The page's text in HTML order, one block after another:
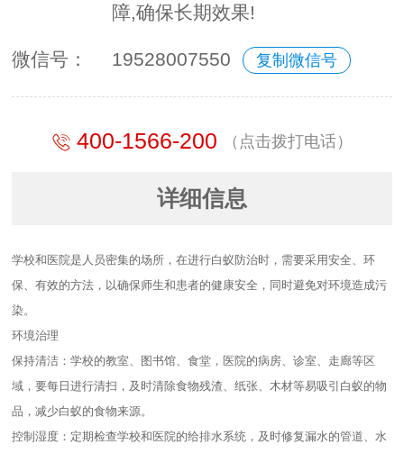
障,确保长期效果!
微信号： 19528007550 复制微信号
400-1566-200 （点击拨打电话）
详细信息
学校和医院是人员密集的场所，在进行白蚁防治时，需要采用安全、环
保、有效的方法，以确保师生和患者的健康安全，同时避免对环境造成污
染。
环境治理
保持清洁：学校的教室、图书馆、食堂，医院的病房、诊室、走廊等区
域，要每日进行清扫，及时清除食物残渣、纸张、木材等易吸引白蚁的物
品，减少白蚁的食物来源。
控制湿度：定期检查学校和医院的给排水系统，及时修复漏水的管道、水